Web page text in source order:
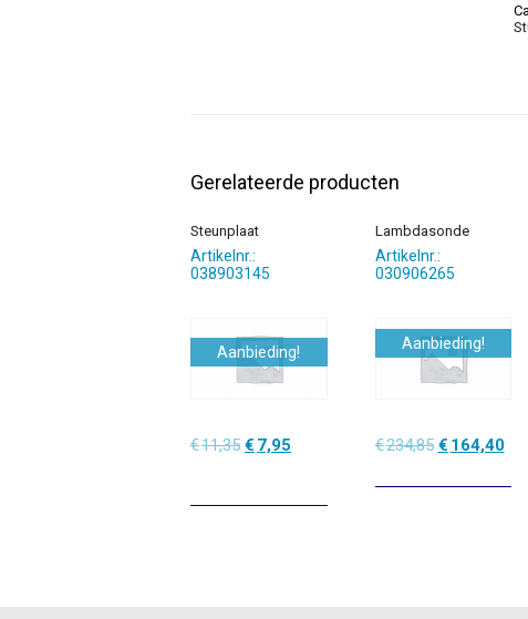
Gerelateerde producten
Steunplaat
Artikelnr.:
038903145
Aanbieding!
€11,35 Oorspronkelijke
€11,35.
€ 7,95
€7,95.
Lambdasonde
Artikelnr.:
030906265
Aanbieding!
€234,85
was:
€ 164,40
is: